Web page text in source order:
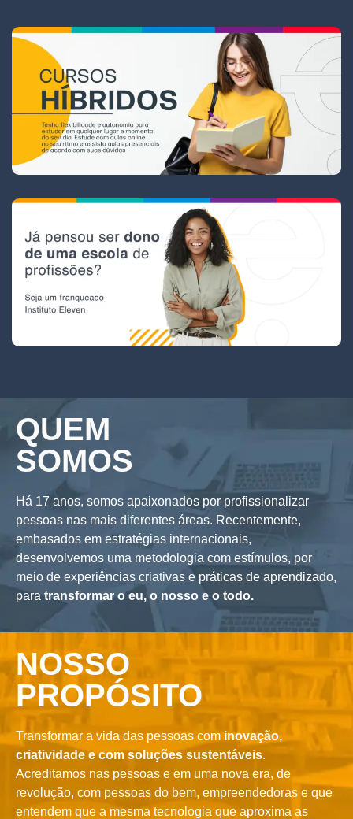
QUEM
SOMOS
Há 17 anos, somos apaixonados por profissionalizar
pessoas nas mais diferentes áreas. Recentemente,
embasados em estratégias internacionais,
desenvolvemos uma metodologia com estímulos, por
meio de experiências criativas e práticas de aprendizado,
paratransformar o eu, o nosso e o todo.
NOSSO
PROPÓSITO
Transformar a vida das pessoas com inovação,
criatividade e com soluções sustentáveis.
Acreditamos nas pessoas e em uma nova era, de
revolução, com pessoas do bem, empreendedoras e que
entendem que a mesma tecnologia que aproxima as